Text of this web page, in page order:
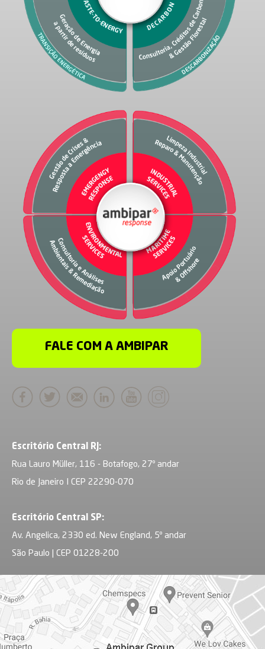
FALE COM A AMBIPAR
Escritório Central RJ:
Rua Lauro Müller, 116 - Botafogo, 27º andar
Rio de Janeiro I CEP 22290-070
Escritório Central SP:
Av. Angelica, 2330 ed. New England, 5º andar
São Paulo | CEP 01228-200